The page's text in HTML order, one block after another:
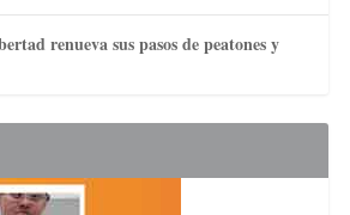
renueva sus pasos de peatones y